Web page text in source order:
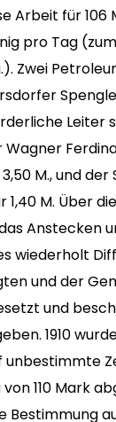
Arbeit für 106
pro Tag
Zwei
Leiter
Wagner
M., und der
1,40 M. Über
Anstecken
wiederholt
und der
und
1910
unbestimmte
110 Mark
Bestimmung